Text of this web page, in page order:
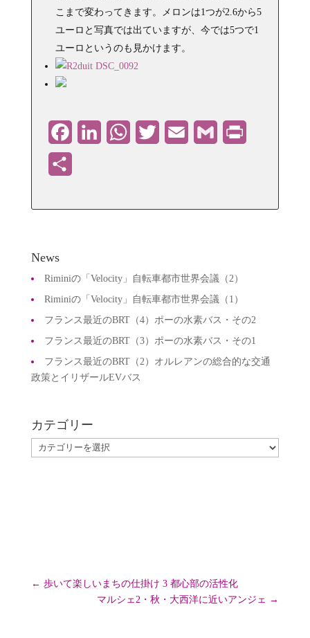
こまで変わってきます。メロンは1つが2.6から5
ユーロと写真では出ていますが、今では5つで1
ユーロというのも見かけます。
FacebookLinkedInWhatsApp
Twitter Email Gmail
News
Riminiの「Velocity」自転車都市世界会議（2）
Riminiの「Velocity」自転車都市世界会議（1）
フランス最近のBRT（4）ポーの水素バス・その2
フランス最近のBRT（3）ポーの水素バス・その1
フランス最近のBRT（2）オルレアンの総合的な交通
政策とイリザールEVバス
カテゴリー
カ
← 歩いて楽しいまちの仕掛け 3 都心部の活性化
マルシェ2・秋・大西洋に近いアンジェ →